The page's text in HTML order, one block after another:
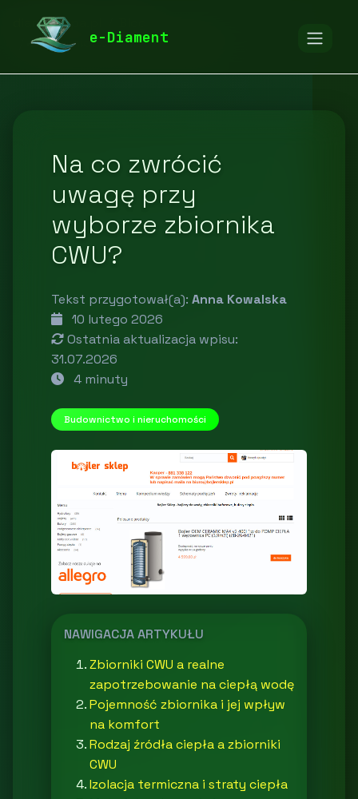
e-Diament
diamentspa.pl
Budownictwo i nieruchomości
Na co zwrócić
uwagę przy
wyborze zbiornika
CWU?
Tekst przygotował(a): Anna Kowalska
10 lutego 2026
Ostatnia aktualizacja wpisu:
31.07.2026
4 minuty
Budownictwo i nieruchomości
NAWIGACJA ARTYKUŁU
Zbiorniki CWU a realne
zapotrzebowanie na ciepłą wodę
Pojemność zbiornika i jej wpływ
na komfort
Rodzaj źródła ciepła a zbiorniki
CWU
Izolacja termiczna i straty ciepła